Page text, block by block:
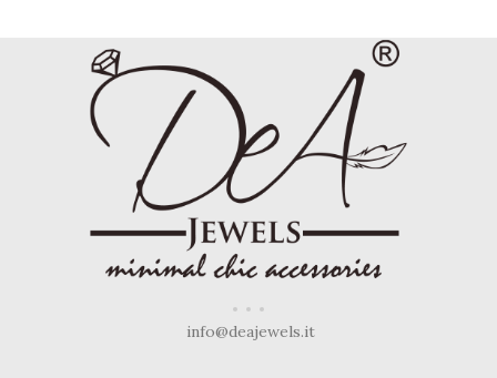
info@deajewels.it